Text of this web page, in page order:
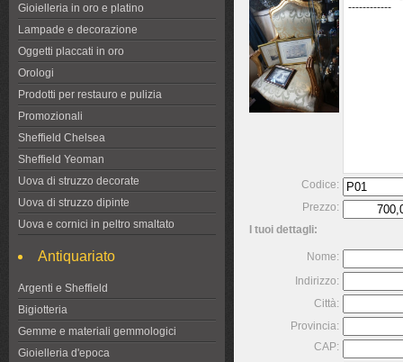
Gioielleria in oro e platino
Lampade e decorazione
Oggetti placcati in oro
Orologi
Prodotti per restauro e pulizia
Promozionali
Sheffield Chelsea
Sheffield Yeoman
Uova di struzzo decorate
Uova di struzzo dipinte
Uova e cornici in peltro smaltato
Antiquariato
Argenti e Sheffield
Bigiotteria
Gemme e materiali gemmologici
Gioielleria d'epoca
Codice:
Prezzo:
I tuoi dettagli:
Nome:
Indirizzo:
Città:
Provincia:
CAP: